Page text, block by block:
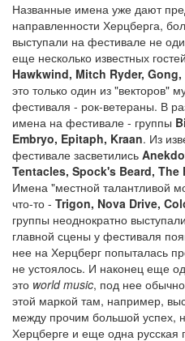
Названные имена уже дают
направленности Херцберга,
выступали на фестивале не
еще несколько известных
Hawkwind, Mitch Ryder,
это только один из "векторов"
фестиваля - рок-ветераны. В
имена на фестивале - группы
Embryo, Epitaph, Kraan. Из
фестивале засветились
Tentacles, Spock's Beard, The
Имена "местной талантливой
что-то - Trigon, Nova Drive,
группы неоднократно
главной сцены у фестиваля
нее на Херцберг попыталась
не устоялось. И наконец еще
это world music, под нее
этой маркой там, например,
между прочим большой успех,
Херцберге и еще одна русская